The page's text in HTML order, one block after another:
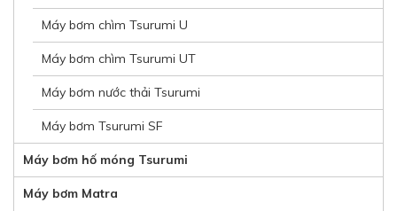
Máy bơm chìm Tsurumi U
Máy bơm chìm Tsurumi UT
Máy bơm nước thải Tsurumi
Máy bơm Tsurumi SF
Máy bơm hố móng Tsurumi
Máy bơm Matra